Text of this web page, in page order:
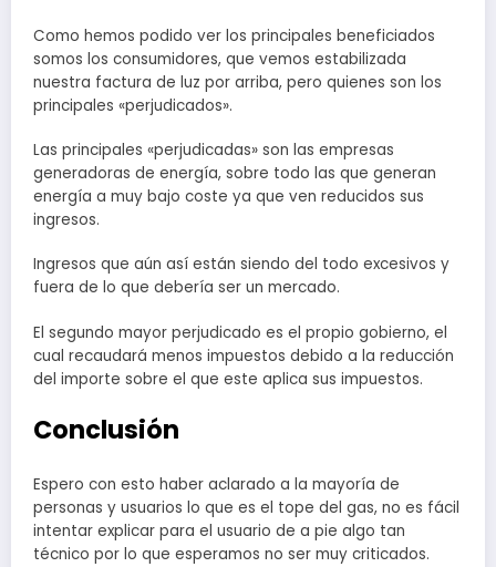
Como hemos podido ver los principales beneficiados
somos los consumidores, que vemos estabilizada
nuestra factura de luz por arriba, pero quienes son los
principales «perjudicados».
Las principales «perjudicadas» son las empresas
generadoras de energía, sobre todo las que generan
energía a muy bajo coste ya que ven reducidos sus
ingresos.
Ingresos que aún así están siendo del todo excesivos y
fuera de lo que debería ser un mercado.
El segundo mayor perjudicado es el propio gobierno, el
cual recaudará menos impuestos debido a la reducción
del importe sobre el que este aplica sus impuestos.
Conclusión
Espero con esto haber aclarado a la mayoría de
personas y usuarios lo que es el tope del gas, no es fácil
intentar explicar para el usuario de a pie algo tan
técnico por lo que esperamos no ser muy criticados.